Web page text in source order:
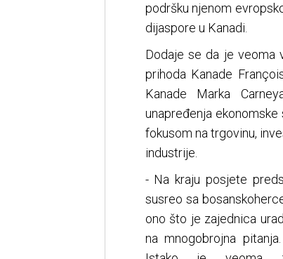
podršku njenom
dijaspore u Kanadi.
Dodaje se da je veoma
prihoda Kanade
Kanade Marka
unapređenja
fokusom na trgovinu,
industrije.
- Na kraju posjete
susreo sa
ono što je zajednica
na mnogobrojna